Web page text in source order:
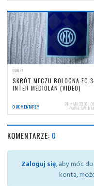
OGÓLNA
SKRÓT MECZU BOLOGNA FC
INTER MEDIOLAN (VIDEO)
0 KOMENTARZY 24 MAJA 2026 |
PAWEŁ
KOMENTARZE: 0
Zaloguj się, aby móc
konta,